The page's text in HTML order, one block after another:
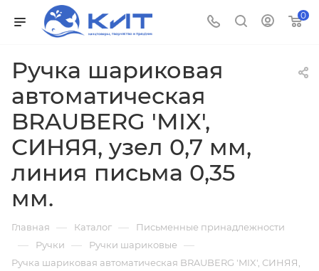
0
Ручка шариковая
автоматическая
BRAUBERG 'MIX',
СИНЯЯ, узел 0,7 мм,
линия письма 0,35
мм.
Главная — Каталог — Письменные принадлежности
— Ручки — Ручки шариковые —
Ручка шариковая автоматическая BRAUBERG 'MIX', СИНЯЯ,